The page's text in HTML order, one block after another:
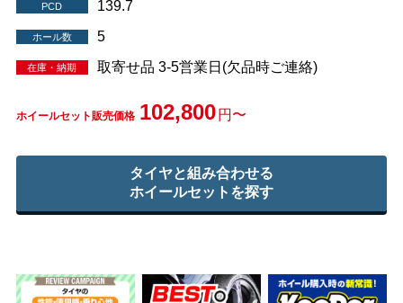
PCD 139.7
ホール数 5
在庫・納期 取寄せ品 3-5営業日(欠品時ご連絡)
ホイールセット販売価格 102,800 円〜
タイヤと組み合わせる
ホイールセットを探す